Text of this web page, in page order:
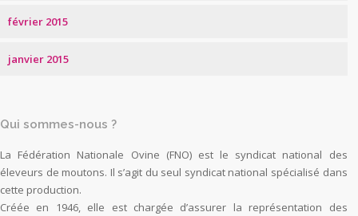
février 2015
janvier 2015
Qui sommes-nous ?
La Fédération Nationale Ovine (FNO) est le syndicat national des
éleveurs de moutons. Il s’agit du seul syndicat national spécialisé dans
cette production.
Créée en 1946, elle est chargée d’assurer la représentation des